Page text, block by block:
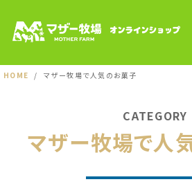
HOME マザー牧場で人気のお菓子
CATEGORY
マザー牧場で人